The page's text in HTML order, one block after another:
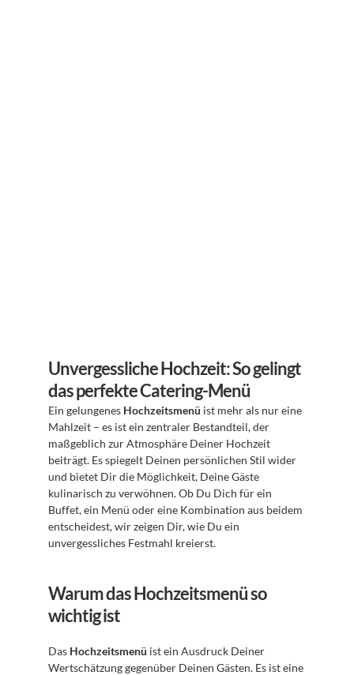
Unvergessliche Hochzeit: So gelingt
das perfekte Catering-Menü
Ein gelungenes Hochzeitsmenü ist mehr als nur eine
Mahlzeit – es ist ein zentraler Bestandteil, der
maßgeblich zur Atmosphäre Deiner Hochzeit
beiträgt. Es spiegelt Deinen persönlichen Stil wider
und bietet Dir die Möglichkeit, Deine Gäste
kulinarisch zu verwöhnen. Ob Du Dich für ein
Buffet, ein Menü oder eine Kombination aus beidem
entscheidest, wir zeigen Dir, wie Du ein
unvergessliches Festmahl kreierst.
Warum das Hochzeitsmenü so
wichtig ist
Das Hochzeitsmenü ist ein Ausdruck Deiner
Wertschätzung gegenüber Deinen Gästen. Es ist eine